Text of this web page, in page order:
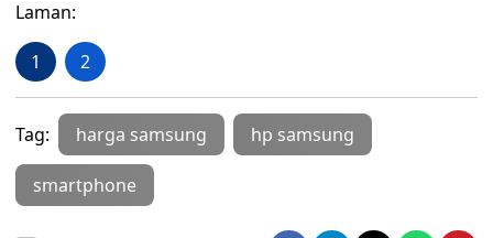
Laman:
1 2
Tag: harga samsung hp samsung
smartphone